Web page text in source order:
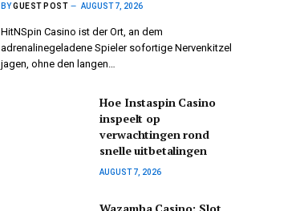
BYGUEST POST AUGUST 7, 2026
HitNSpin Casino ist der Ort, an dem
adrenalinegeladene Spieler sofortige Nervenkitzel
jagen, ohne den langen…
Hoe Instaspin Casino
inspeelt op
verwachtingen rond
snelle uitbetalingen
AUGUST 7, 2026